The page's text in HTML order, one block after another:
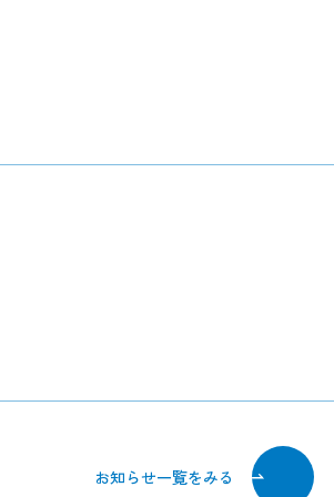
お知らせ一覧をみる